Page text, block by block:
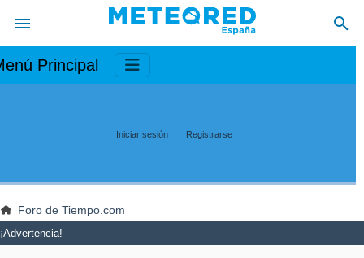
Principal
Iniciar sesión Registrarse
Foro de Tiempo.com
¡Advertencia!